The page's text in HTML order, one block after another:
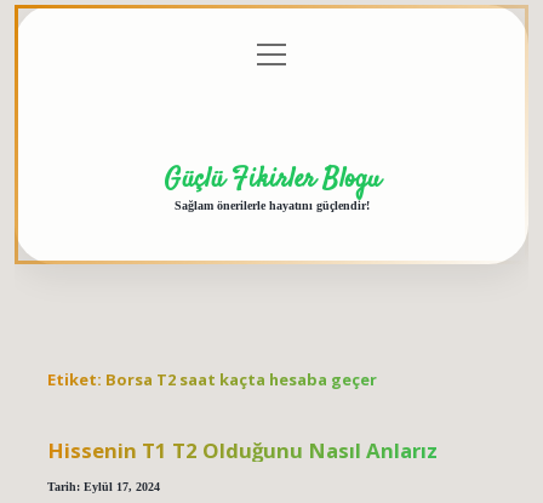
menüyü
aç
Güçlü Fikirler Blogu
Sağlam önerilerle hayatını güçlendir!
Etiket: Borsa T2 saat kaçta hesaba geçer
Hissenin T1 T2 Olduğunu Nasıl Anlarız
Tarih: Eylül 17, 2024